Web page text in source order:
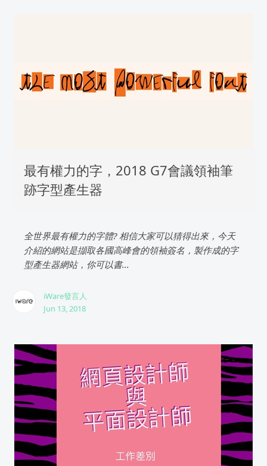
最有權力的字，2018 G7會議領袖筆
跡字型產生器
全世界最有權力的字體? 相信大家可以猜得出來，今天
介紹的網站是擷取各國高峰會的領袖簽名，製作成的字
型產生器網站，你可以書...
iWare發言人
Jun 13, 2018